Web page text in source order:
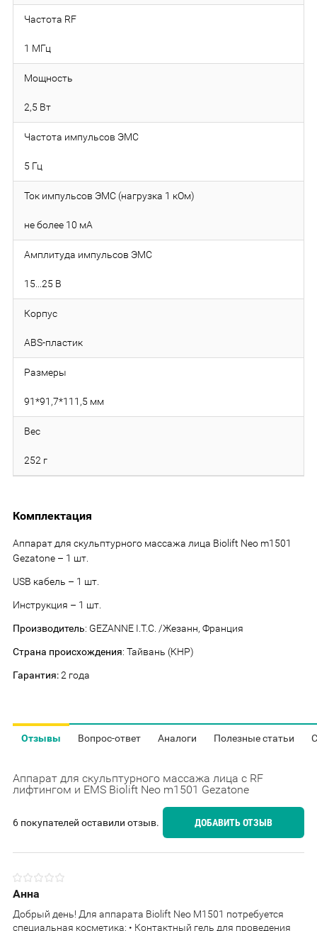
Частота RF
1 МГц
Мощность
2,5 Вт
Частота импульсов ЭМС
5 Гц
Ток импульсов ЭМС (нагрузка 1 кОм)
не более 10 мА
Амплитуда импульсов ЭМС
15...25 В
Корпус
ABS-пластик
Размеры
91*91,7*111,5 мм
Вес
252 г
Комплектация
Аппарат для скульптурного массажа лица Biolift Neo m1501
Gezatone – 1 шт.
USB кабель – 1 шт.
Инструкция – 1 шт.
Производитель: GEZANNE I.T.C. /Жезанн, Франция
Страна происхождения: Тайвань (КНР)
Гарантия:2 года
Отзывы Вопрос-ответ Аналоги Полезные статьи
Аппарат для скульптурного массажа лица с RF
лифтингом и EMS Biolift Neo m1501 Gezatone
6 покупателей оставили отзыв. ДОБАВИТЬ ОТЗЫВ
Анна
Добрый день! Для аппарата Biolift Neo M1501 потребуется
специальная косметика: • Контактный гель для проведения